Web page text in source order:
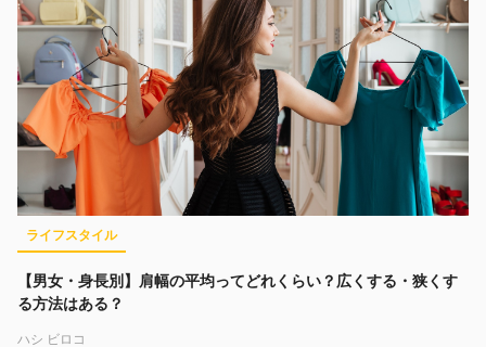
ライフスタイル
【男女・身長別】肩幅の平均ってどれくらい？広くする・狭くす
る方法はある？
ハシ ビロコ